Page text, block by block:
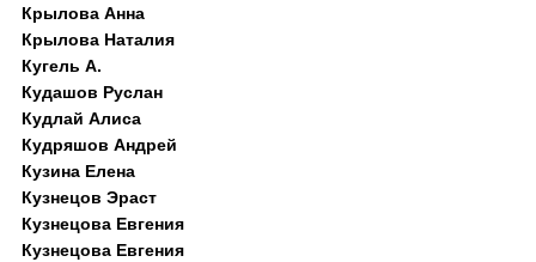
Крылова Анна
Крылова Наталия
Кугель А.
Кудашов Руслан
Кудлай Алиса
Кудряшов Андрей
Кузина Елена
Кузнецов Эраст
Кузнецова Евгения
Кузнецова Евгения